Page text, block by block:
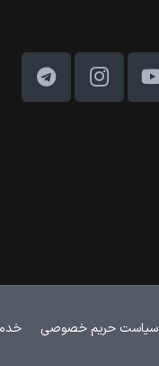
سیاست حریم خصوصی